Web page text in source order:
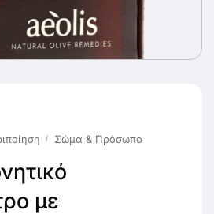
/ Σώμα & Πρόσωπο
με